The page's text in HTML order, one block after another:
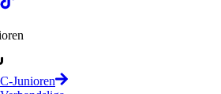
C-Junioren